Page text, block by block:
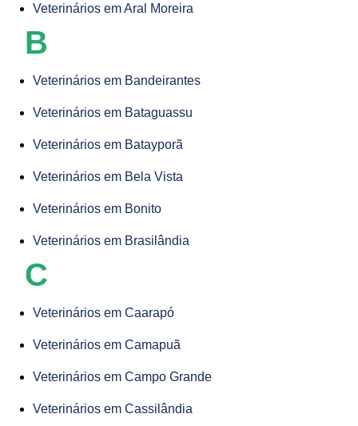
Veterinários em Aral Moreira
B
Veterinários em Bandeirantes
Veterinários em Bataguassu
Veterinários em Batayporã
Veterinários em Bela Vista
Veterinários em Bonito
Veterinários em Brasilândia
C
Veterinários em Caarapó
Veterinários em Camapuã
Veterinários em Campo Grande
Veterinários em Cassilândia